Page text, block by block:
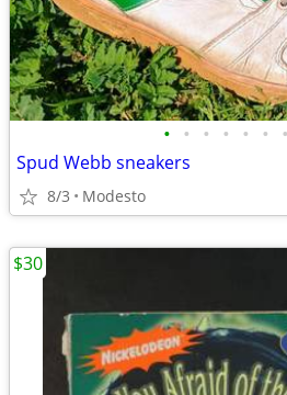
• • • • • • •
Spud Webb sneakers
8/3 Modesto
$30